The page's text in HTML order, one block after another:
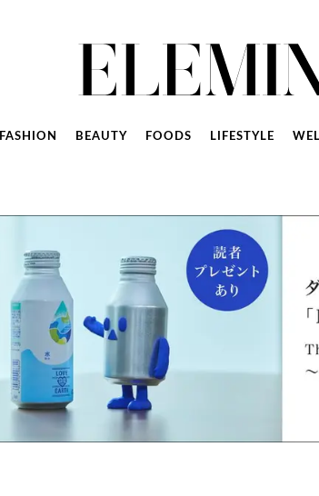
FASHION BEAUTY FOODS LIFESTYLE